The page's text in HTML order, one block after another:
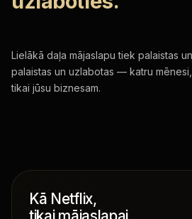
Lielākā daļa mājaslapu tiek palaistas
palaistas un uzlabotas — katru
tikai jūsu biznesam.
Kā Netflix,